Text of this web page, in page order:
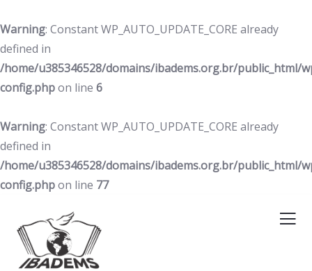
Warning: Constant WP_AUTO_UPDATE_CORE already
defined in
/home/u385346528/domains/ibadems.org.br/public_html/
config.phpon line 6
Warning: Constant WP_AUTO_UPDATE_CORE already
defined in
/home/u385346528/domains/ibadems.org.br/public_html/
config.phpon line 77